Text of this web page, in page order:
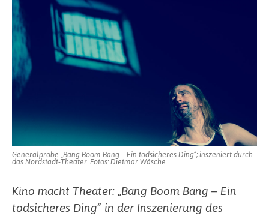
Generalprobe „Bang Boom Bang – Ein todsicheres Ding“; inszeniert durch
das Nordstadt-Theater. Fotos: Dietmar Wäsche
Kino macht Theater: „Bang Boom Bang – Ein
todsicheres Ding“ in der Inszenierung des